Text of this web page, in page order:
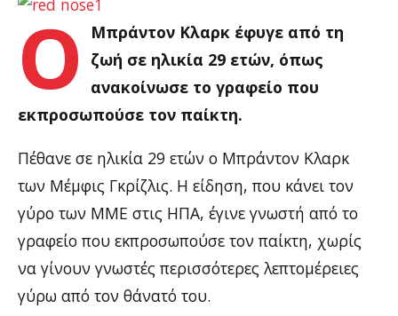
Ο
Μπράντον Κλαρκ έφυγε από τη
ζωή σε ηλικία 29 ετών, όπως
ανακοίνωσε το γραφείο που
εκπροσωπούσε τον παίκτη.
Πέθανε σε ηλικία 29 ετών ο Μπράντον Κλαρκ
των Μέμφις Γκρίζλις. Η είδηση, που κάνει τον
γύρο των ΜΜΕ στις ΗΠΑ, έγινε γνωστή από το
γραφείο που εκπροσωπούσε τον παίκτη, χωρίς
να γίνουν γνωστές περισσότερες λεπτομέρειες
γύρω από τον θάνατό του.